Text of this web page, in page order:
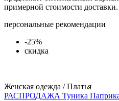
примерной стоимости доставки.
персональные рекомендации
-25%
скидка
Женская одежда / Платья
РАСПРОДАЖА Туника